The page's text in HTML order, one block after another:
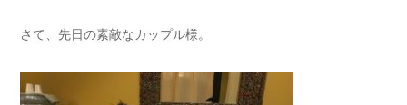
さて、先日の素敵なカップル様。